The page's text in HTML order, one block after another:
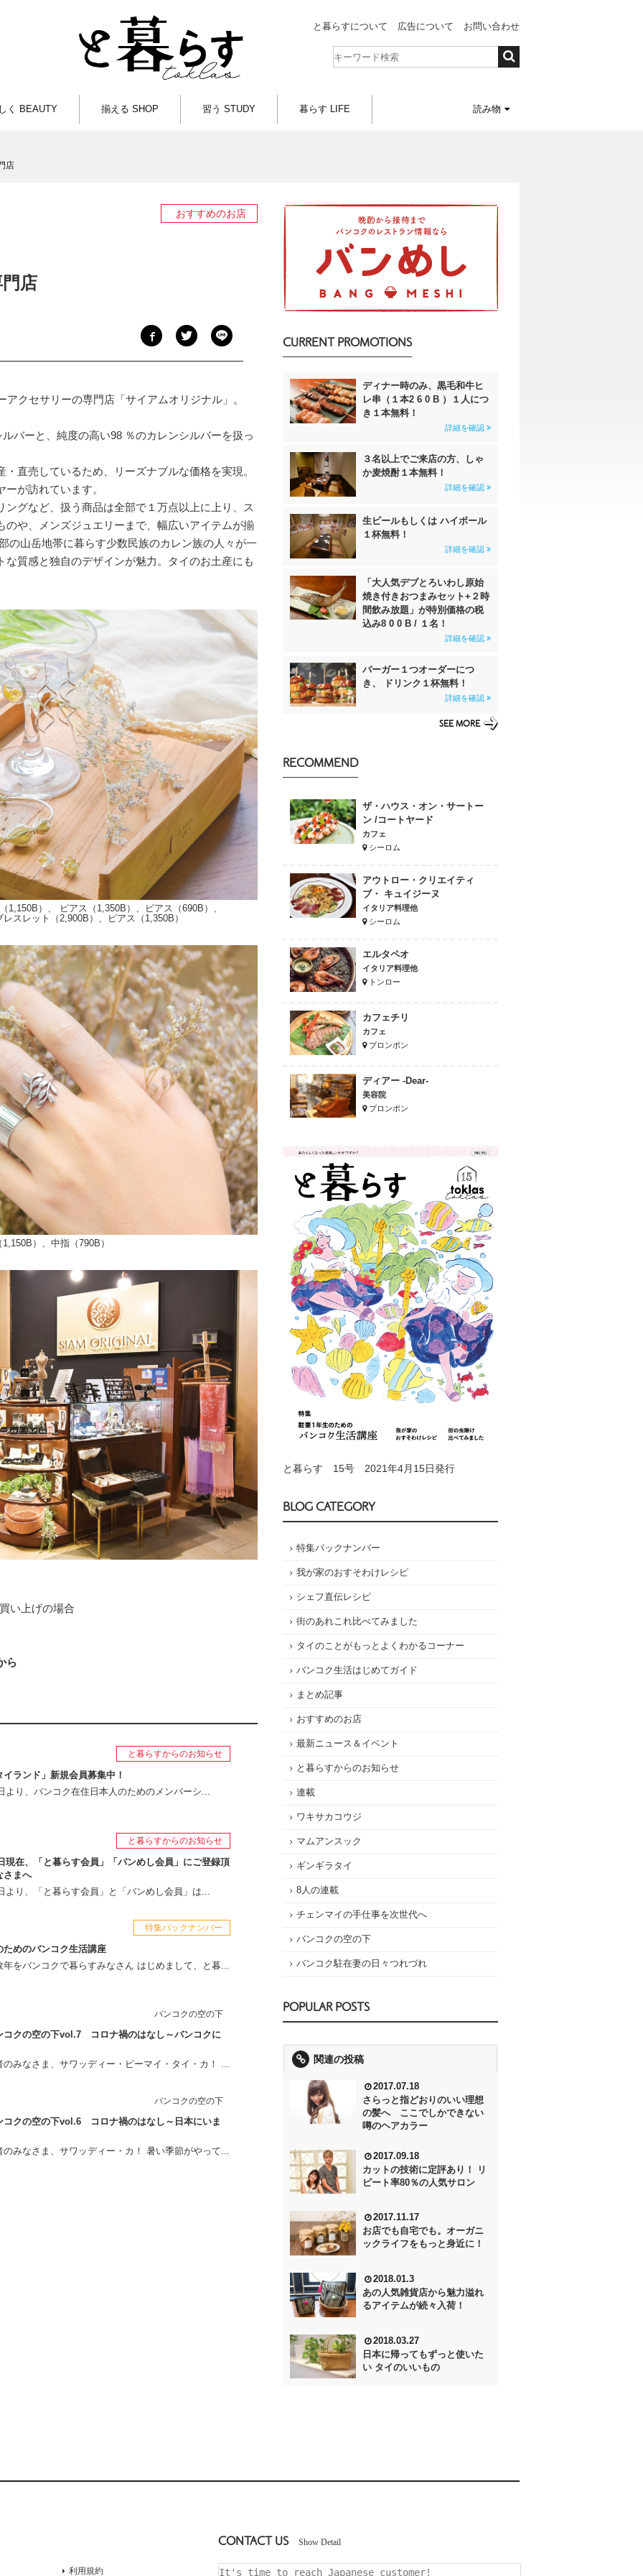
と暮らすについて 広告について お問い合わせ
く BEAUTY 揃える SHOP 習う STUDY 暮らす LIFE 読み物
店
おすすめのお店
店
クセサリーの専門店「サイアムオリジナル」。
バーと、純度の高い98 ％のカレンシルバーを扱っ
直売しているため、リーズナブルな価格を実現。
が訪れています。
グなど、扱う商品は全部で１万点以上に上り、ス
のや、メンズジュエリーまで、幅広いアイテムが揃
の山岳地帯に暮らす少数民族のカレン族の人々が一
質感と独自のデザインが魅力。タイのお土産にも
1,150B）、 ピアス（1,350B）、ピアス（690B）、
スレット（2,900B）、ピアス（1,350B）
）、中指（790B）
い上げの場合
ら
と暮らすからのお知らせ
ランド」新規会員募集中！
より、バンコク在住日本人のためのメンバーシ...
と暮らすからのお知らせ
現在、「と暮らす会員」「バンめし会員」にご登録頂
さまへ
より、「と暮らす会員」と「バンめし会員」は...
特集バックナンバー
ためのバンコク生活講座
年をバンコクで暮らすみなさん はじめまして、と暮...
バンコクの空の下
コクの空の下vol.7 コロナ禍のはなし～バンコクに
のみなさま、サワッディー・ピーマイ・タイ・カ！ ...
バンコクの空の下
コクの空の下vol.6 コロナ禍のはなし～日本にいま
のみなさま、サワッディー・カ！ 暑い季節がやって...
CURRENT PROMOTIONS
ディナー時のみ、黒毛和牛ヒ
レ串（１本2 6 0 B ）１人につ
き１本無料！
詳細を確認
３名以上でご来店の方、しゃ
か麦焼酎１本無料！
詳細を確認
生ビールもしくは ハイボール
１杯無料！
詳細を確認
「大人気デブとろいわし原始
焼き付きおつまみセット+２時
間飲み放題」が特別価格の税
込み8 0 0 B / １名！
詳細を確認
バーガー１つオーダーにつ
き、 ドリンク１杯無料！
詳細を確認
SEE MORE
RECOMMEND
ザ・ハウス・オン・サートー
ン /コートヤード
カフェ
シーロム
アウトロー・クリエイティ
ブ・ キュイジーヌ
イタリア料理他
シーロム
エルタペオ
イタリア料理他
トンロー
カフェチリ
カフェ
プロンポン
ディアー -Dear-
美容院
プロンポン
と暮らす 15号 2021年4月15日発行
BLOG CATEGORY
特集バックナンバー
我が家のおすそわけレシピ
シェフ直伝レシピ
街のあれこれ比べてみました
タイのことがもっとよくわかるコーナー
バンコク生活はじめてガイド
まとめ記事
おすすめのお店
最新ニュース＆イベント
と暮らすからのお知らせ
連載
ワキサカコウジ
マムアンスック
ギンギラタイ
8人の連載
チェンマイの手仕事を次世代へ
バンコクの空の下
バンコク駐在妻の日々つれづれ
POPULAR POSTS
関連の投稿
2017.07.18
さらっと指どおりのいい理想
の髪へ ここでしかできない
噂のヘアカラー
2017.09.18
カットの技術に定評あり！ リ
ピート率80％の人気サロン
2017.11.17
お店でも自宅でも。オーガニ
ックライフをもっと身近に！
2018.01.3
あの人気雑貨店から魅力溢れ
るアイテムが続々入荷！
2018.03.27
日本に帰ってもずっと使いた
い タイのいいもの
利用規約
CONTACT US Show Detail